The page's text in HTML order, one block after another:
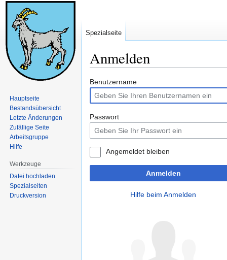
Anmelden
Zur
Navigation
springen
Zur
Suche
springen
Benutzername
Passwort
Angemeldet bleiben
Anmelden
Hilfe beim Anmelden
Spezialseite
Hauptseite
Bestandsübersicht
Letzte Änderungen
Zufällige Seite
Arbeitsgruppe
Hilfe
Werkzeuge
Datei hochladen
Spezialseiten
Druckversion